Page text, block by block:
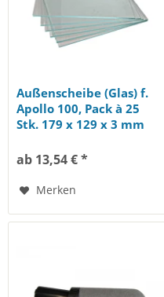
Außenscheibe (Glas) f.
Apollo 100, Pack à 25
Stk. 179 x 129 x 3 mm
ab 13,54 € *
Merken